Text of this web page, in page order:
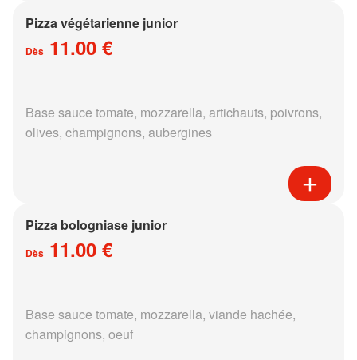
Pizza végétarienne junior
Dès 11.00 €
Base sauce tomate, mozzarella, artichauts, poivrons,
olives, champignons, aubergines
Pizza bologniase junior
Dès 11.00 €
Base sauce tomate, mozzarella, viande hachée,
champignons, oeuf